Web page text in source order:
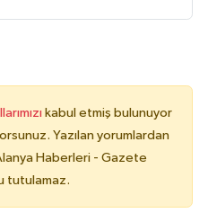
kabul etmiş bulunuyor
Yazılan yorumlardan
Haberleri - Gazete
tutulamaz.